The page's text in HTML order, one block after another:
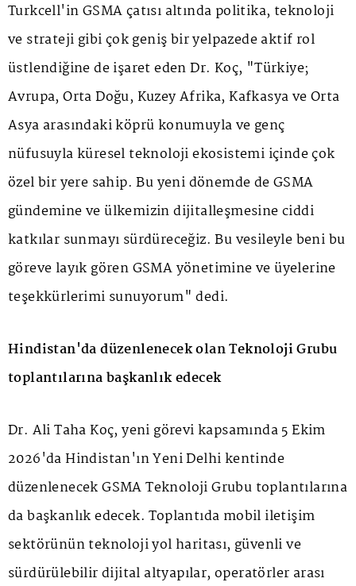
Turkcell'in GSMA çatısı altında politika, teknoloji
ve strateji gibi çok geniş bir yelpazede aktif rol
üstlendiğine de işaret eden Dr. Koç, "Türkiye;
Avrupa, Orta Doğu, Kuzey Afrika, Kafkasya ve Orta
Asya arasındaki köprü konumuyla ve genç
nüfusuyla küresel teknoloji ekosistemi içinde çok
özel bir yere sahip. Bu yeni dönemde de GSMA
gündemine ve ülkemizin dijitalleşmesine ciddi
katkılar sunmayı sürdüreceğiz. Bu vesileyle beni bu
göreve layık gören GSMA yönetimine ve üyelerine
teşekkürlerimi sunuyorum" dedi.
Hindistan'da düzenlenecek olan Teknoloji Grubu
toplantılarına başkanlık edecek
Dr. Ali Taha Koç, yeni görevi kapsamında 5 Ekim
2026'da Hindistan'ın Yeni Delhi kentinde
düzenlenecek GSMA Teknoloji Grubu toplantılarına
da başkanlık edecek. Toplantıda mobil iletişim
sektörünün teknoloji yol haritası, güvenli ve
sürdürülebilir dijital altyapılar, operatörler arası